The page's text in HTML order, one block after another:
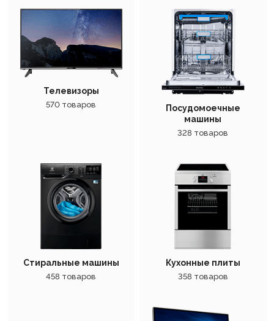
Телевизоры
570 товаров
Посудомоечные
машины
328 товаров
Стиральные машины
458 товаров
Кухонные плиты
358 товаров